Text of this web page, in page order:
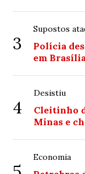
3
Supostos
Polícia
em
4
Desistiu
Cleitinho
Minas e
Economia